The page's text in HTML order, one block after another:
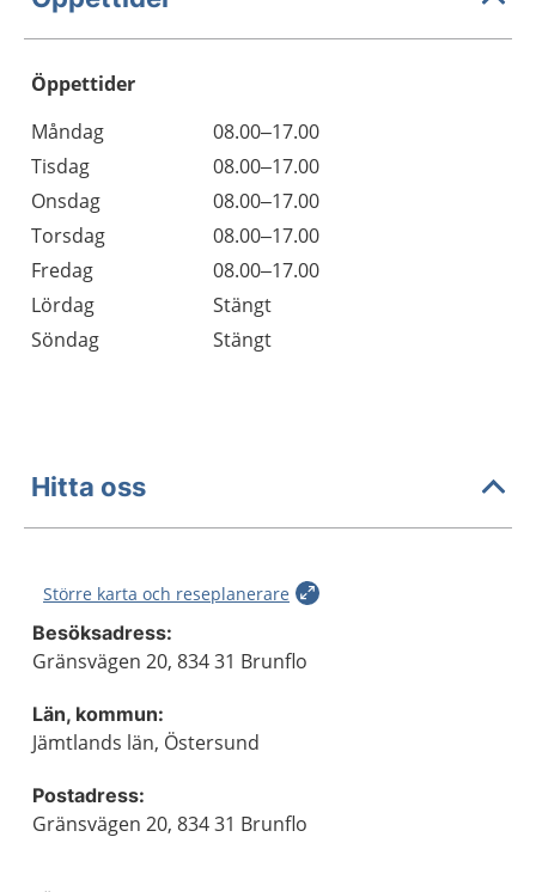
Öppettider
Dag
Öppettider
Kommentarer
Måndag
08.00–17.00
Tisdag
08.00–17.00
Onsdag
08.00–17.00
Torsdag
08.00–17.00
Fredag
08.00–17.00
Lördag
Stängt
Söndag
Stängt
Hitta oss
Större karta och reseplanerare
Besöksadress:
Gränsvägen 20, 834 31 Brunflo
Län, kommun:
Jämtlands län, Östersund
Postadress:
Gränsvägen 20, 834 31 Brunflo